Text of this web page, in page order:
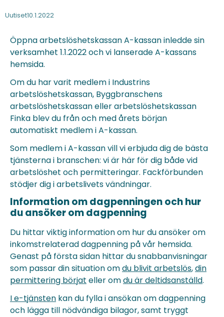
Uutiset10.1.2022
Öppna arbetslöshetskassan A-kassan inledde sin
verksamhet 1.1.2022 och vi lanserade A-kassans
hemsida.
Om du har varit medlem i Industrins
arbetslöshetskassan, Byggbranschens
arbetslöshetskassan eller arbetslöshetskassan
Finka blev du från och med årets början
automatiskt medlem i A-kassan.
Som medlem i A-kassan vill vi erbjuda dig de bästa
tjänsterna i branschen: vi är här för dig både vid
arbetslöshet och permitteringar. Fackförbunden
stödjer dig i arbetslivets vändningar.
Information om dagpenningen och hur
du ansöker om dagpenning
Du hittar viktig information om hur du ansöker om
inkomstrelaterad dagpenning på vår hemsida.
Genast på första sidan hittar du snabbanvisningar
som passar din situation omdu blivit arbetslös,din
permittering börjat eller omdu är deltidsanställd.
I e-tjänsten kan du fylla i ansökan om dagpenning
och lägga till nödvändiga bilagor, samt tryggt